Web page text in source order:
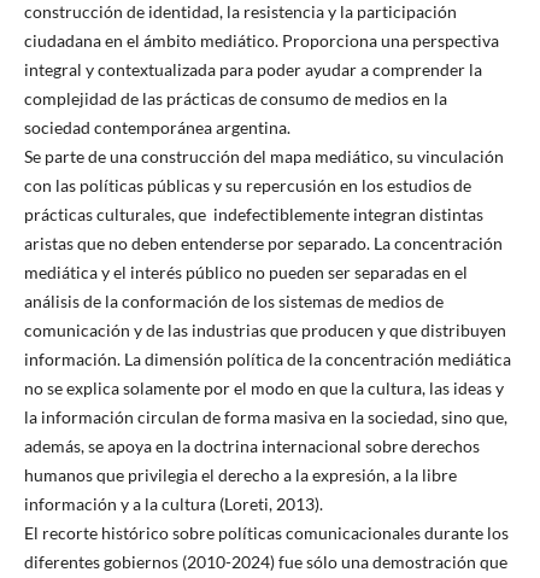
construcción de identidad, la resistencia y la participación
ciudadana en el ámbito mediático. Proporciona una perspectiva
integral y contextualizada para poder ayudar a comprender la
complejidad de las prácticas de consumo de medios en la
sociedad contemporánea argentina.
Se parte de una construcción del mapa mediático, su vinculación
con las políticas públicas y su repercusión en los estudios de
prácticas culturales, que indefectiblemente integran distintas
aristas que no deben entenderse por separado. La concentración
mediática y el interés público no pueden ser separadas en el
análisis de la conformación de los sistemas de medios de
comunicación y de las industrias que producen y que distribuyen
información. La dimensión política de la concentración mediática
no se explica solamente por el modo en que la cultura, las ideas y
la información circulan de forma masiva en la sociedad, sino que,
además, se apoya en la doctrina internacional sobre derechos
humanos que privilegia el derecho a la expresión, a la libre
información y a la cultura (Loreti, 2013).
El recorte histórico sobre políticas comunicacionales durante los
diferentes gobiernos (2010-2024) fue sólo una demostración que